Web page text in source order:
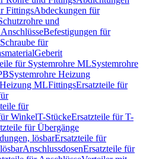
FittingsAbdeckungen für
und
Befestigungen für
für
Geberit
für Systemrohre MLSystemrohre
Systemrohre Heizung
MLFittingsErsatzteile für
für
WinkelT-StückeErsatzteile für T-
für Übergänge
lösbarErsatzteile für
AnschlussdosenErsatzteile für